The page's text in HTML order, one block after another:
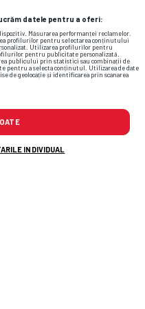
/27
datele pentru a oferi:
Măsurarea performanței reclamelor.
profilurilor pentru selectarea conținutului
Utilizarea profilurilor pentru
pentru publicitate personalizată.
publicului prin statistici sau combinații de
pentru a selecta conținutul. Utilizarea de date
de geolocație și identificarea prin scanarea
INDIVIDUAL